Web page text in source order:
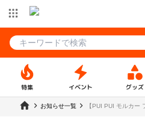
特集 イベント グッズ
お知らせ一覧
【PUI PUI モルカー